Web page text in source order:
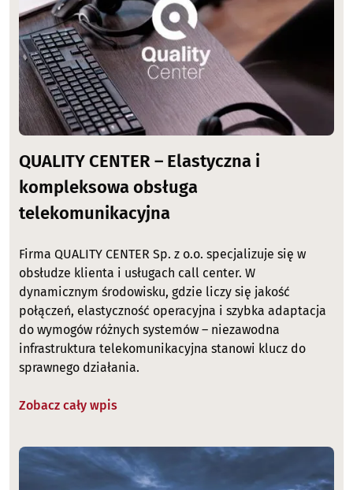
QUALITY CENTER – Elastyczna i
kompleksowa obsługa
telekomunikacyjna
Firma QUALITY CENTER Sp. z o.o. specjalizuje się w
obsłudze klienta i usługach call center. W
dynamicznym środowisku, gdzie liczy się jakość
połączeń, elastyczność operacyjna i szybka adaptacja
do wymogów różnych systemów – niezawodna
infrastruktura telekomunikacyjna stanowi klucz do
sprawnego działania.
Zobacz cały wpis
Image